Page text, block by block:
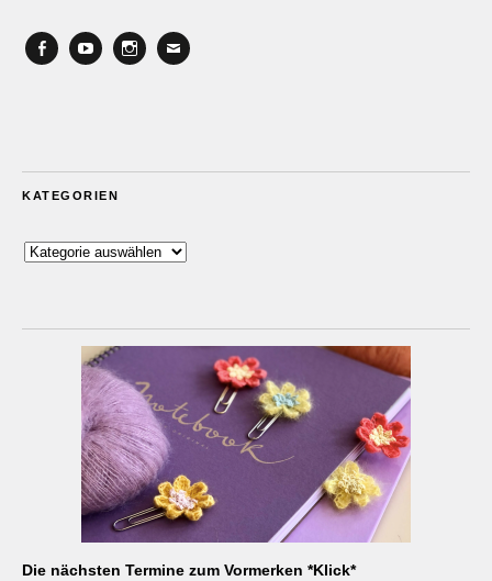
KATEGORIEN
Kategorien
Die nächsten Termine zum Vormerken *Klick*